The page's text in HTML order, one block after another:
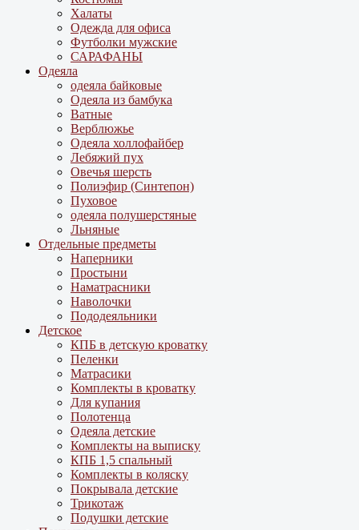
Халаты
Одежда для офиса
Футболки мужские
САРАФАНЫ
Одеяла
одеяла байковые
Одеяла из бамбука
Ватные
Верблюжье
Одеяла холлофайбер
Лебяжий пух
Овечья шерсть
Полиэфир (Синтепон)
Пуховое
одеяла полушерстяные
Льняные
Отдельные предметы
Наперники
Простыни
Наматрасники
Наволочки
Пододеяльники
Детское
КПБ в детскую кроватку
Пеленки
Матрасики
Комплекты в кроватку
Для купания
Полотенца
Одеяла детские
Комплекты на выписку
КПБ 1,5 спальный
Комплекты в коляску
Покрывала детские
Трикотаж
Подушки детские